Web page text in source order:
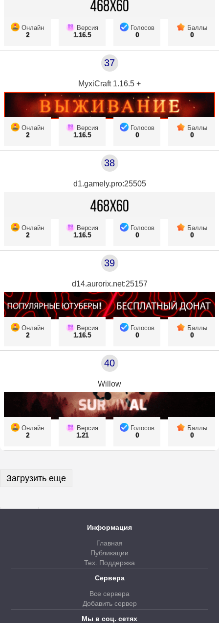
Онлайн
2
Версия
1.16.5
Голосов
0
Баллы
0
37
MyxiCraft 1.16.5 +
Онлайн
2
Версия
1.16.5
Голосов
0
Баллы
0
38
d1.gamely.pro:25505
Онлайн
2
Версия
1.16.5
Голосов
0
Баллы
0
39
d14.aurorix.net:25157
Онлайн
2
Версия
1.16.5
Голосов
0
Баллы
0
40
Willow
Онлайн
2
Версия
1.21
Голосов
0
Баллы
0
Загрузить еще
Информация
Главная
Публикации
Тех. Поддержка
Сервера
Все сервера
Добавить сервер
Мы в соц. сетях